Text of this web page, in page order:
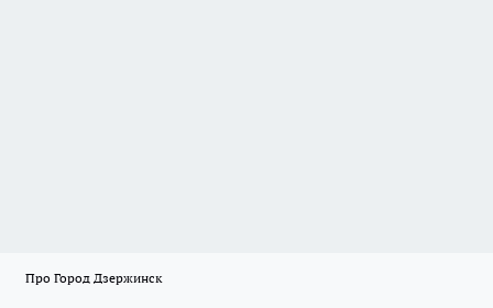
Про Город Дзержинск